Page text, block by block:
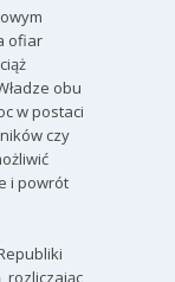
ofiar
obu
w postaci
czy
i powrót
rozliczając